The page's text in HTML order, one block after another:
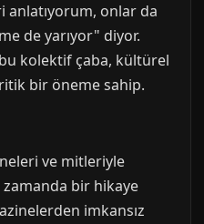
onlar da
de yarıyor" diyor.
kolektif çaba, kültürel
bir öneme sahip.
ve mitleriyle
zamanda bir hikaye
imkansız